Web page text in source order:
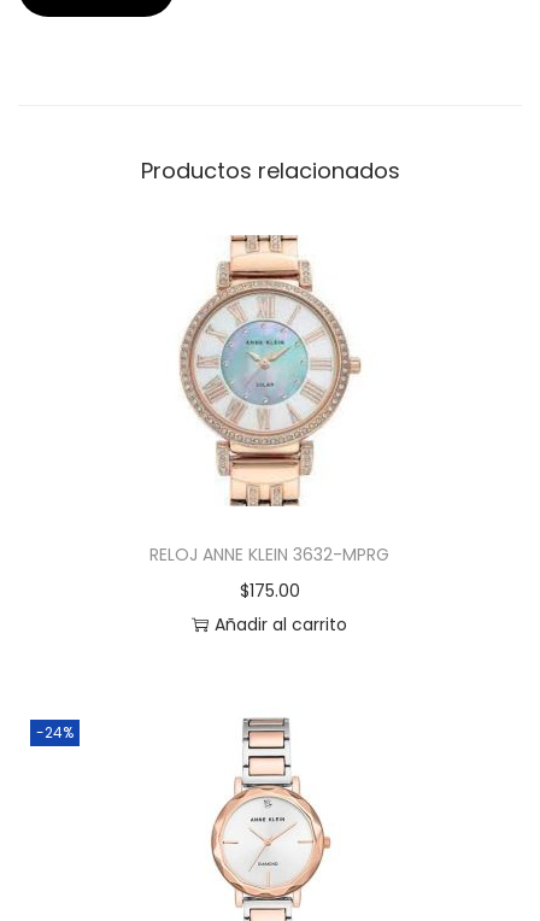
Productos relacionados
RELOJ ANNE KLEIN 3632-MPRG
$175.00
Añadir al carrito
-24%